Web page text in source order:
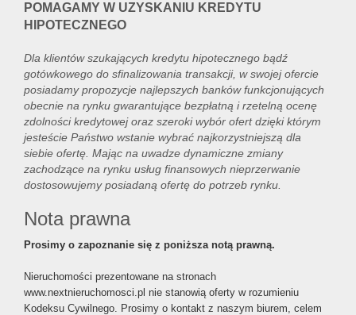
POMAGAMY W UZYSKANIU KREDYTU
HIPOTECZNEGO
Dla klientów szukających kredytu hipotecznego bądź
gotówkowego do sfinalizowania transakcji, w swojej ofercie
posiadamy propozycje najlepszych banków funkcjonujących
obecnie na rynku gwarantujące bezpłatną i rzetelną ocenę
zdolności kredytowej oraz szeroki wybór ofert dzięki którym
jesteście Państwo wstanie wybrać najkorzystniejszą dla
siebie ofertę. Mając na uwadze dynamiczne zmiany
zachodzące na rynku usług finansowych nieprzerwanie
dostosowujemy posiadaną ofertę do potrzeb rynku.
Nota prawna
Prosimy o zapoznanie się z poniższa notą prawną.
Nieruchomości prezentowane na stronach
www.nextnieruchomosci.pl nie stanowią oferty w rozumieniu
Kodeksu Cywilnego. Prosimy o kontakt z naszym biurem, celem